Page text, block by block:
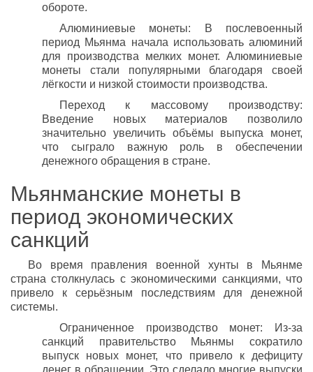
обороте.
Алюминиевые монеты: В послевоенный
период Мьянма начала использовать алюминий
для производства мелких монет. Алюминиевые
монеты стали популярными благодаря своей
лёгкости и низкой стоимости производства.
Переход к массовому производству:
Введение новых материалов позволило
значительно увеличить объёмы выпуска монет,
что сыграло важную роль в обеспечении
денежного обращения в стране.
Мьянманские монеты в
период экономических
санкций
Во время правления военной хунты в Мьянме
страна столкнулась с экономическими санкциями, что
привело к серьёзным последствиям для денежной
системы.
Ограниченное производство монет: Из-за
санкций правительство Мьянмы сократило
выпуск новых монет, что привело к дефициту
денег в обращении. Это сделало многие выпуски